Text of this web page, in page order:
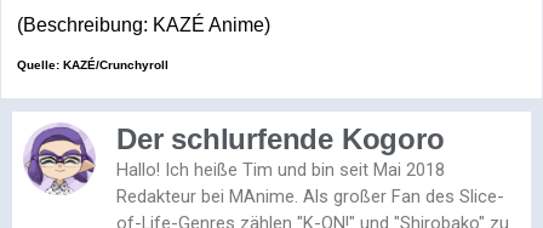
(Beschreibung: KAZÉ Anime)
Quelle: KAZÉ/Crunchyroll
Der schlurfende Kogoro
Hallo! Ich heiße Tim und bin seit Mai 2018
Redakteur bei MAnime. Als großer Fan des Slice-
of-Life-Genres zählen "K-ON!" und "Shirobako" zu